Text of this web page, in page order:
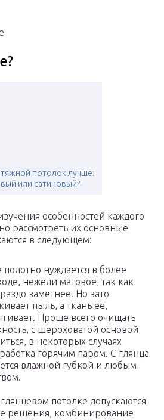
потолок лучше:
или сатиновый?
особенностей каждого
рассмотреть их основные
в следующем:
полотно нуждается в более
нежели матовое, так как
заметнее. Но зато
пыль, а ткань ее,
Проще всего очищать
с шероховатой основой
в некоторых случаях
горячим паром. С глянца
влажной губкой и любым
потолке допускаются
решения, комбинирование